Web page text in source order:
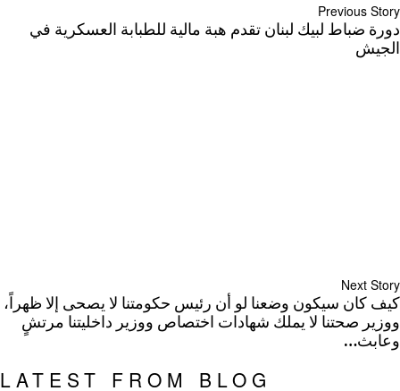
Previous Story
دورة ضباط لبيك لبنان تقدم هبة مالية للطبابة العسكرية في
الجيش
Next Story
كيف كان سيكون وضعنا لو أن رئيس حكومتنا لا يصحى إلا ظهراً،
ووزير صحتنا لا يملك شهادات اختصاص ووزير داخليتنا مرتشٍ
وعابث…
LATEST FROM BLOG